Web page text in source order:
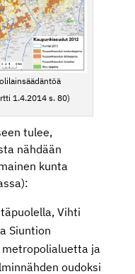
1.4.2014 s. 80)
tulee,
nähdään
kunta
Vihti
Siuntion
ja
oudoksi